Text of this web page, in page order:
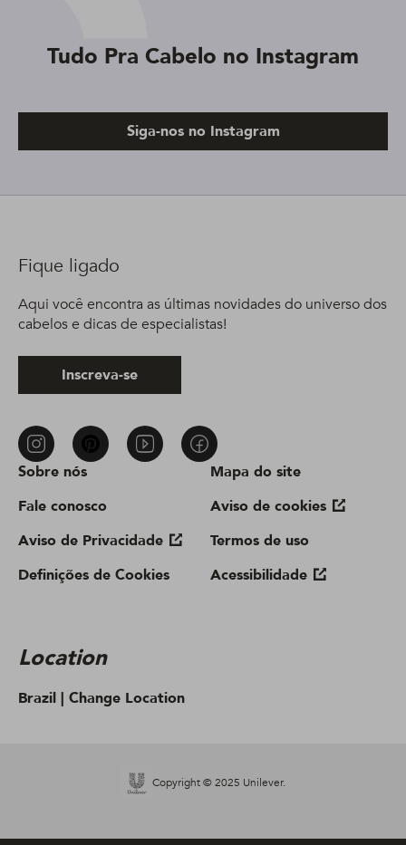
Tudo Pra Cabelo no Instagram
Siga-nos no Instagram
Sobre nós
Fale conosco
Aviso de Privacidade
Definições de Cookies
Mapa do site
Aviso de cookies
Termos de uso
Acessibilidade
Location
Brazil | Change Location
Fique ligado
Aqui você encontra as últimas novidades do universo dos
cabelos e dicas de especialistas!
Inscreva-se
Copyright © 2025 Unilever.